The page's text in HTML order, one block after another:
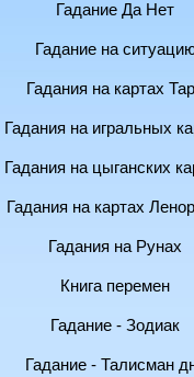
Гадание Да Нет
Гадание на
Гадания на картах
Гадания на игральных
Гадания на цыганских
Гадания на картах
Гадания на Рунах
Книга перемен
Гадание - Зодиак
Гадание - Талисман